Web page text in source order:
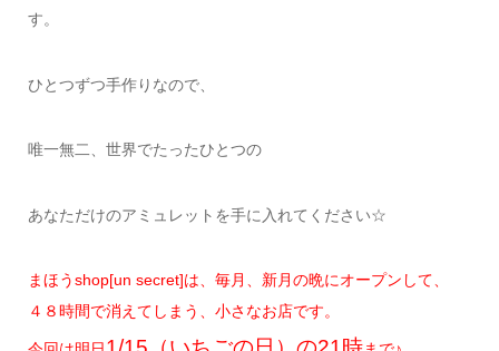
す。
ひとつずつ手作りなので、
唯一無二、世界でたったひとつの
あなただけのアミュレットを手に入れてください☆
まほうshop[un secret]は、毎月、新月の晩にオープンして、
４８時間で消えてしまう、小さなお店です。